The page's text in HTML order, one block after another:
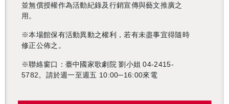
並無償授權作為活動紀錄及行銷宣傳與藝文推廣之
用。
※本場館保有活動異動之權利，若有未盡事宜得隨時
修正公佈之。
※聯絡窗口：臺中國家歌劇院 劉小姐 04-2415-
5782。請於週一至週五 10:00─16:00來電